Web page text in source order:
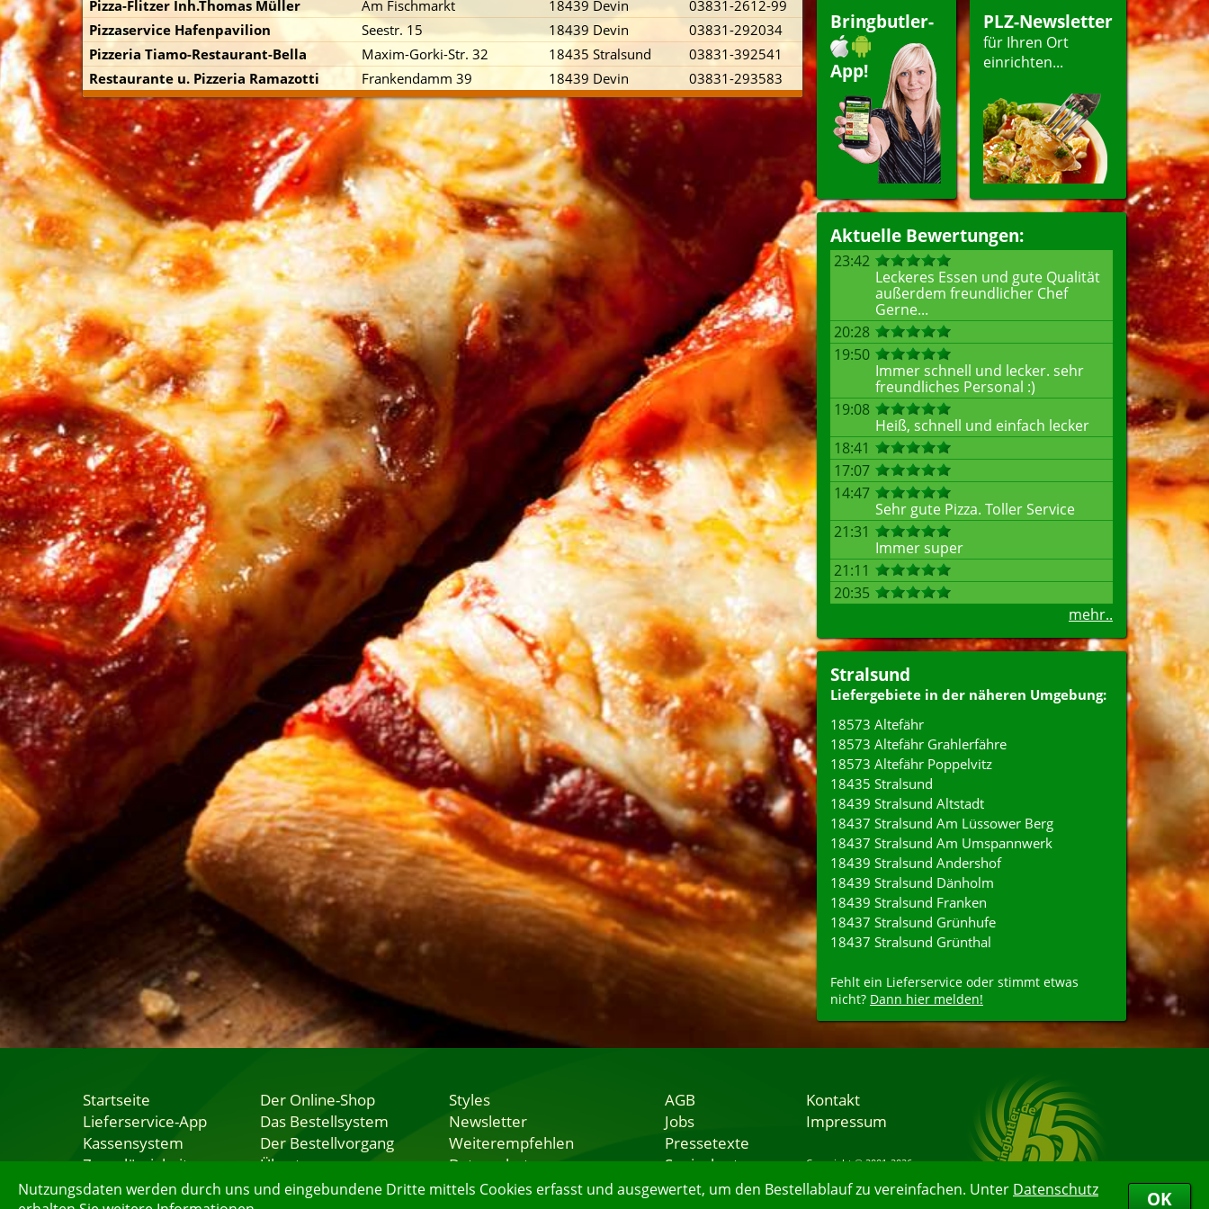
Nutzungsdaten werden durch uns und eingebundene Dritte mittels Cookies erfasst und ausgewertet, um den Bestellablauf zu vereinfachen. Unter Datenschutz
OK
Bringbutler-
App!
PLZ-Newsletter
für Ihren Ort
einrichten...
Aktuelle Bewertungen:
23:42
Leckeres Essen und gute Qualität
außerdem freundlicher Chef
Gerne...
20:28
19:50
Immer schnell und lecker. sehr
freundliches Personal :)
19:08
Heiß, schnell und einfach lecker
18:41
17:07
14:47
Sehr gute Pizza. Toller Service
21:31
Immer super
21:11
20:35
mehr..
Stralsund
Liefergebiete in der näheren Umgebung:
18573 Altefähr
18573 Altefähr Grahlerfähre
18573 Altefähr Poppelvitz
18435 Stralsund
18439 Stralsund Altstadt
18437 Stralsund Am Lüssower Berg
18437 Stralsund Am Umspannwerk
18439 Stralsund Andershof
18439 Stralsund Dänholm
18439 Stralsund Franken
18437 Stralsund Grünhufe
18437 Stralsund Grünthal
Fehlt ein Lieferservice oder stimmt etwas
nicht? Dann hier melden!
zuerst)
Pizza-Flitzer Inh.Thomas Müller
Am Fischmarkt 18439 Devin
03831-2612-99
Pizzaservice Hafenpavilion
Seestr. 15 18439 Devin
03831-292034
Pizzeria Tiamo-Restaurant-Bella
Maxim-Gorki-Str. 32 18435 Stralsund
03831-392541
Restaurante u. Pizzeria Ramazotti
Frankendamm 39 18439 Devin 03831-293583
Startseite
Lieferservice-App
Kassensystem
Zuverlässigkeit
Sicherheit
Der Online-Shop
Das Bestellsystem
Der Bestellvorgang
Übertragung
Testshop
Styles
Newsletter
Weiterempfehlen
Datenschutz
Nutzungsbedingungen
AGB
Jobs
Pressetexte
Speisekarten
Lieferservice
Kontakt
Impressum
Copyright © 2001-2026
08.08.2026 08:26:55